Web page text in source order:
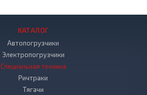
КАТАЛОГ
Автопогрузчики
Электропогрузчики
Специальная техника
Ричтраки
Тягачи